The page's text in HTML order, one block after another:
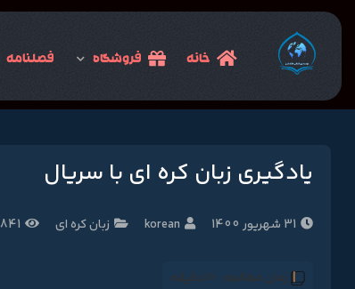
خانه فروشگاه فصلنامه
یادگیری زبان کره‌ ای با سریال
31 شهریور 1400 korean زبان کره ای 841 بازدید
زمان مطالعه : 10دقیقه